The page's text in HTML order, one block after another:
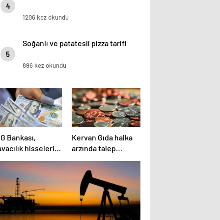
4
1206 kez okundu
5
Soğanlı ve patatesli pizza tarifi
896 kez okundu
Bankası,
hisselerini
altına aldı
Kervan Gıda halka
arzında talep
toplama süreci
başladı